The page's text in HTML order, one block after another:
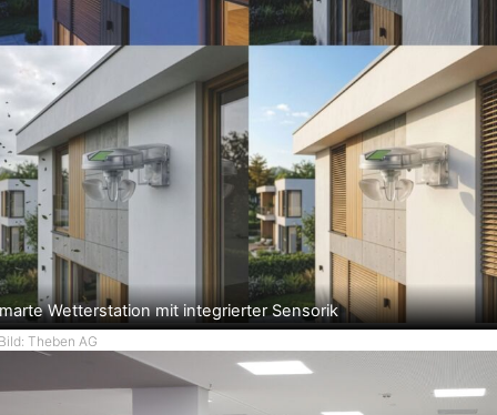
Wetterstation mit integrierter Sensorik
Theben AG